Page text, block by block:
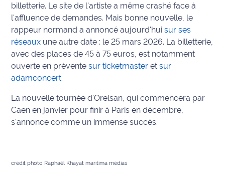
Météo
Politique
Santé
Transport
billetterie. Le site de l'artiste a même crashé face à
l'affluence de demandes. Mais bonne nouvelle, le
rappeur normand a annoncé aujourd'huisur ses
réseaux une autre date : le 25 mars 2026. La billetterie,
avec des places de 45 à 75 euros, est notamment
ouverte en préventesur ticketmaster etsur
adamconcert.
La nouvelle tournée d'Orelsan, qui commencera par
Caen en janvier pour finir à Paris en décembre,
s'annonce comme un immense succès.
crédit photo Raphaël Khayat maritima médias